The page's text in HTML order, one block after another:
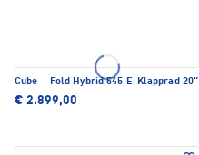
Cube · Fold Hybrid 545 E-Klapprad 20"
€ 2.899,00